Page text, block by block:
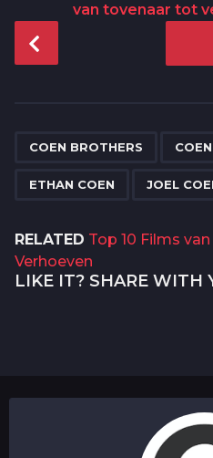
van tovenaar tot
P
o
a
t
i
COEN BROTHERS
ETHAN COEN JOEL
RELATED Top 10 Films
Verhoeven
LIKE IT? SHARE WITH